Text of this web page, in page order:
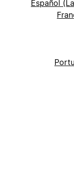
Español